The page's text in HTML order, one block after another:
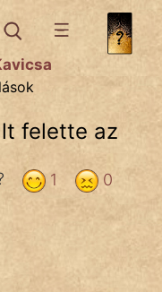
felette az
0
1